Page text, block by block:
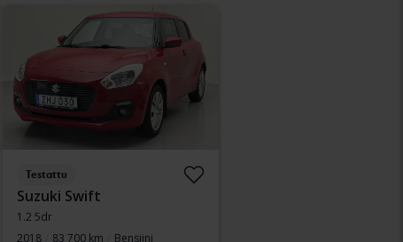
Testattu
Suzuki Swift
1.2 5dr
2018
83 700 km Bensiini